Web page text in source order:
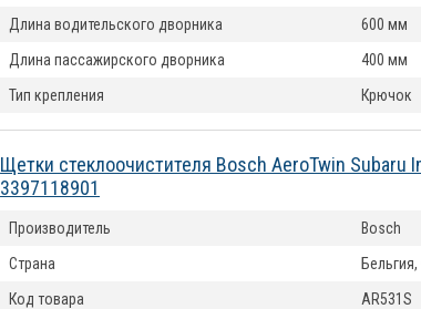
Длина водительского дворника
600 мм
Длина пассажирского дворника
400 мм
Тип крепления
Крючок
Щетки стеклоочистителя Bosch AeroTwin Subaru
3397118901
Производитель
Bosch
Страна
Код товара
AR531S